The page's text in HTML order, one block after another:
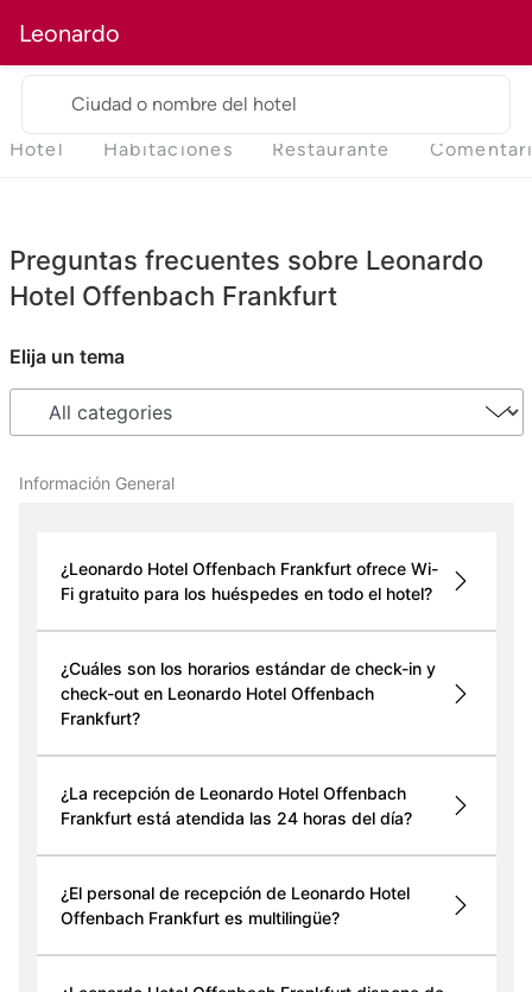
Leonardo
Ciudad o nombre del hotel
Hotel Habitaciones Restaurante
Preguntas frecuentes sobre Leonardo
Hotel Offenbach Frankfurt
Elija un tema
Información General
¿Leonardo Hotel Offenbach Frankfurt ofrece Wi-
Fi gratuito para los huéspedes en todo el hotel?
¿Cuáles son los horarios estándar de check-in y
check-out en Leonardo Hotel Offenbach
Frankfurt?
¿La recepción de Leonardo Hotel Offenbach
Frankfurt está atendida las 24 horas del día?
¿El personal de recepción de Leonardo Hotel
Offenbach Frankfurt es multilingüe?